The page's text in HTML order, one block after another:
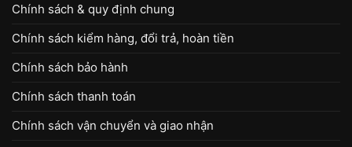
Chính sách & quy định chung
Chính sách kiểm hàng, đổi trả, hoàn tiền
Chính sách bảo hành
Chính sách thanh toán
Chính sách vận chuyển và giao nhận